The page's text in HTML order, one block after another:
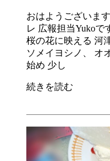
おはようございま
レ 広報担当Yukoで
桜の花に映える 河
ソメイヨシノ、 オ
始め 少し
続きを読む